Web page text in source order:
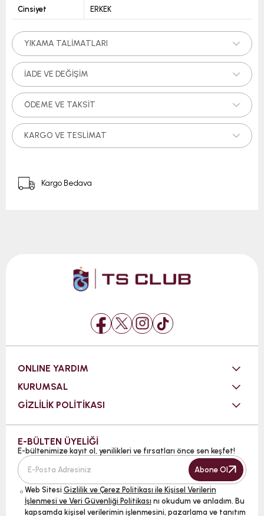
Cinsiyet ERKEK
YIKAMA TALIMATLARI
İADE VE DEĞIŞIM
ÖDEME VE TAKSIT
KARGO VE TESLIMAT
Kargo Bedava
ONLINE YARDIM
KURUMSAL
GİZLİLİK POLİTİKASI
E-BÜLTEN ÜYELİĞİ
E-bültenimize kayıt ol, yenilikleri ve fırsatları önce sen keşfet!
Abone Ol
Web Sitesi Gizlilik ve Çerez Politikası ile Kişisel Verilerin
İşlenmesi ve Veri Güvenliği Politikası nı okudum ve anladım. Bu
kapsamda kişisel verilerimin işlenmesini, pazarlama ve tanıtım